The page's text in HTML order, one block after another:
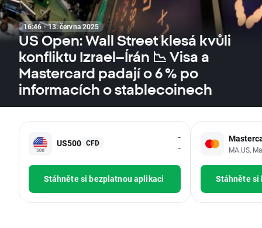
16:46 · 13. června 2025
US Open: Wall Street klesá kvůli
konfliktu Izrael–Írán 📉 Visa a
Mastercard padají o 6 % po
informacích o stablecoinech
US500 CFD
-
-
Stáhněte si bezplatnou aplikaci
MA.US,
Stáhněte